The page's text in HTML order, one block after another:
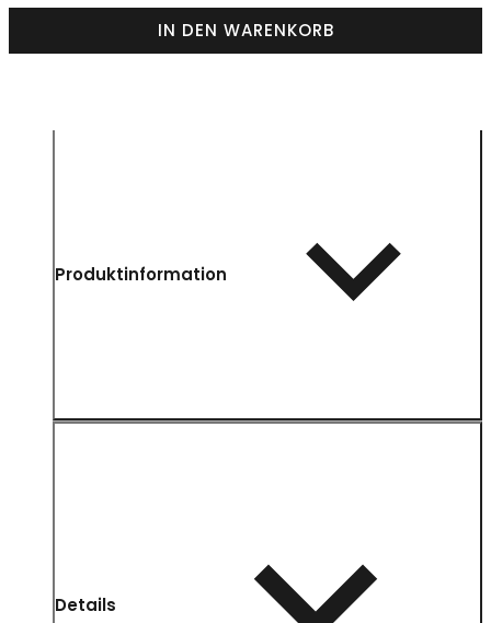
IN DEN WARENKORB
Produktinformation
Details